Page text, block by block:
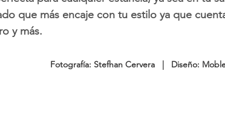
que más encaje con tu estilo ya que
y más.
Fotografía: Stefhan Cervera   |   Diseño: